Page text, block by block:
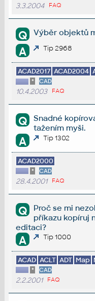
3.3.2004 FAQ
Q Výběr objektů
A Tip 2968
ACAD2017 ACAD2004
* CAD
10.4.2003 FAQ
Q
Snadné
tažením myši.
A Tip 1302
ACAD2000
* CAD
28.4.2001 FAQ
Q
Proč se mi
příkazu kopíruj
editaci?
A Tip 1000
ACAD ACLT ADT Map
* CAD
2.2.2001 FAQ